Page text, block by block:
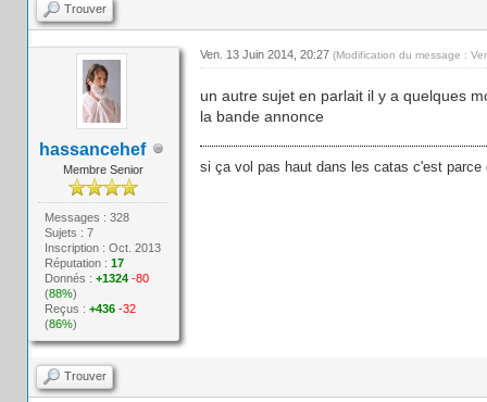
Trouver
hassancehef
Membre Senior
Messages : 328
Sujets : 7
Inscription : Oct. 2013
Réputation :17
Donnés :+1324 -80
(88%)
Reçus :+436 -32
(86%)
Ven. 13 Juin 2014, 20:27 (Modification du message :
un autre sujet en parlait il y a quelques
la bande annonce
si ça vol pas haut dans les catas c'est
Trouver